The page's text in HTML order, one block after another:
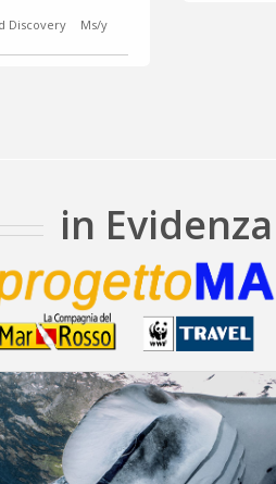
Discovery
Ms/y
in Evidenza